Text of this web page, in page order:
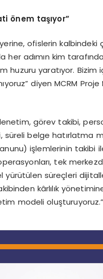
önem taşıyor”
ofislerin kalbindeki
her adımın kim
huzuru yaratıyor. Bizim
diyen MCRM
görev takibi,
süreli belge hatırlatma
işlemlerinin takibi
tek
yürütülen süreçleri
kârlılık
modeli oluşturuyoruz.”